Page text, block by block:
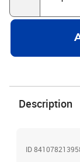
Description
ID